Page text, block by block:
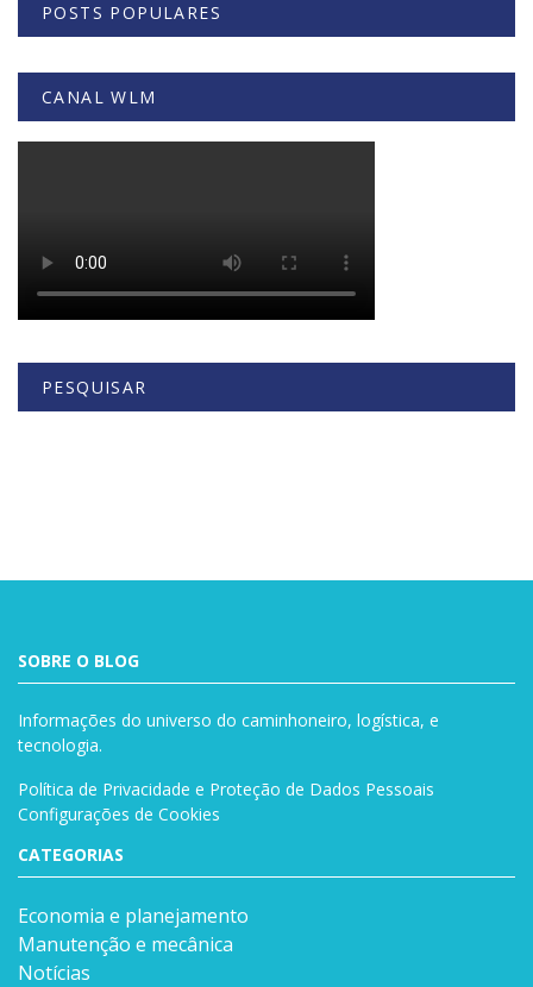
POSTS POPULARES
CANAL WLM
PESQUISAR
SOBRE O BLOG
Informações do universo do caminhoneiro, logística, e
tecnologia.
Política de Privacidade e Proteção de Dados Pessoais
Configurações de Cookies
CATEGORIAS
Economia e planejamento
Manutenção e mecânica
Notícias